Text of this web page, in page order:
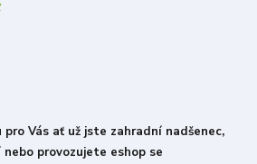
Vás ať už jste zahradní nadšenec,
provozujete eshop se